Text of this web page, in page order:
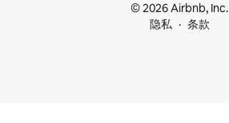
© 2026 Airbnb, Inc.
隐私
条款